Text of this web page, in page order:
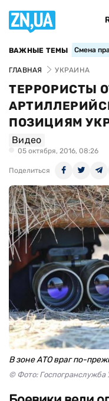
ВАЖНЫЕ ТЕМЫ Смена
ГЛАВНАЯ УКРАИНА
ТЕРРОРИСТЫ
ПОЗИЦИЯМ
Видео
05 октября, 2016, 08:26
Поделиться
В зоне АТО враг по-
© Фото: Госпогранслужба